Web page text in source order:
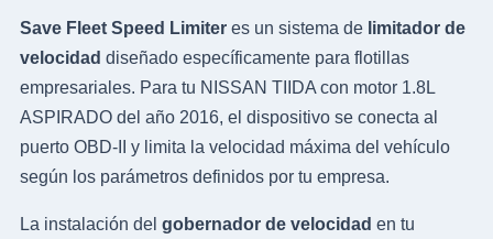
Save Fleet Speed Limiteres un sistema de limitador de
velocidad diseñado específicamente para flotillas
empresariales. Para tu NISSAN TIIDA con motor 1.8L
ASPIRADO del año 2016, el dispositivo se conecta al
puerto OBD-II y limita la velocidad máxima del vehículo
según los parámetros definidos por tu empresa.
La instalación del gobernador de velocidad en tu